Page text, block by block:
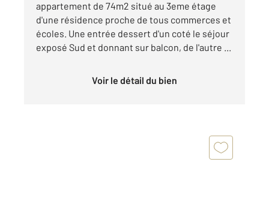
appartement de 74m2 situé au 3eme étage
d'une résidence proche de tous commerces et
écoles. Une entrée dessert d'un coté le séjour
exposé Sud et donnant sur balcon, de l'autre ...
Voir le détail du bien